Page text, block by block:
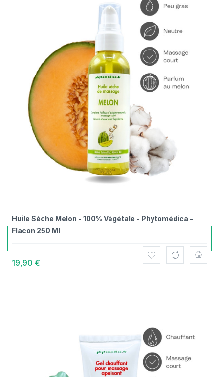
Huile Sèche Melon - 100% Végétale - Phytomédica -
Flacon 250 Ml
19,90 €